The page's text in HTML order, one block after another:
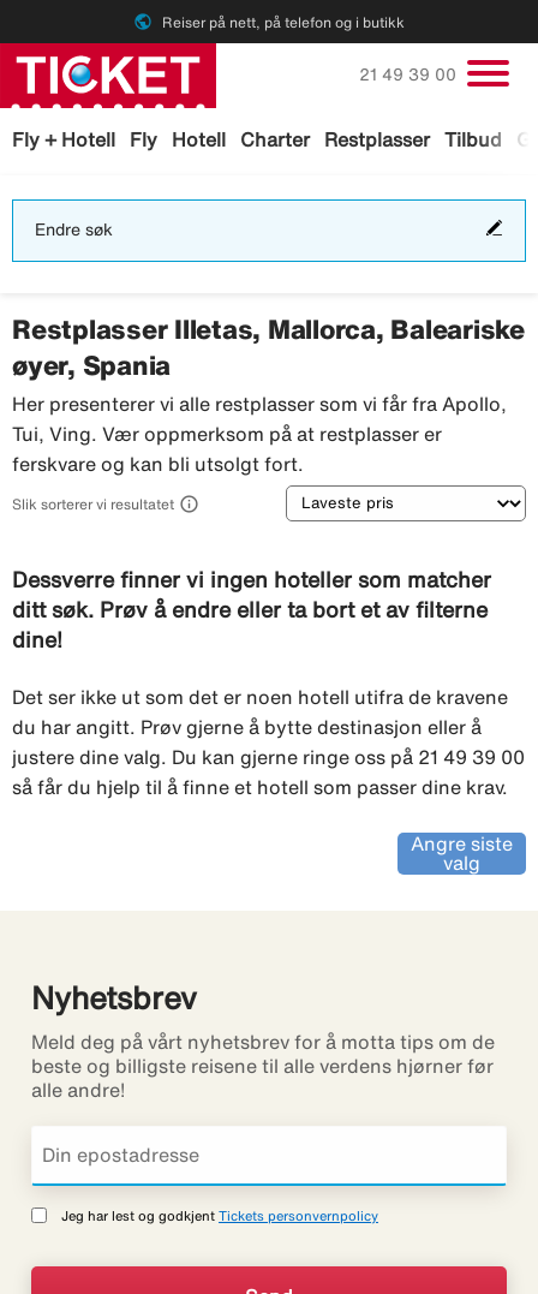
public Reiser på nett, på telefon og i butikk
Fly + Hotell Fly Hotell Charter Restplasser Tilbud
Ring oss på
21 49 39 00
Endre søk
Restplasser Illetas, Mallorca, Baleariske
øyer, Spania
Her presenterer vi alle restplasser som vi får fra Apollo,
Tui, Ving. Vær oppmerksom på at restplasser er
ferskvare og kan bli utsolgt fort.
Slik sorterer vi resultatet  Sortering
Dessverre finner vi ingen hoteller som matcher
ditt søk. Prøv å endre eller ta bort et av filterne
dine!
Det ser ikke ut som det er noen hotell utifra de kravene
du har angitt. Prøv gjerne å bytte destinasjon eller å
justere dine valg. Du kan gjerne ringe oss på 21 49 39 00
så får du hjelp til å finne et hotell som passer dine krav.
Angre siste
valg
Nyhetsbrev
Meld deg på vårt nyhetsbrev for å motta tips om de
beste og billigste reisene til alle verdens hjørner før
alle andre!
Jeg har lest og godkjent Tickets personvernpolicy